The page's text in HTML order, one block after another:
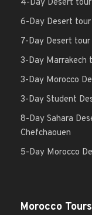
4-Day Desert
6-Day Desert tour
7-Day Desert
3-Day Marrakech
3-Day Morocco
3-Day Student
8-Day Sahara
Chefchaouen
5-Day Morocco
Morocco Tours